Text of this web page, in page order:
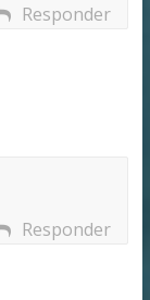
Responder
Responder